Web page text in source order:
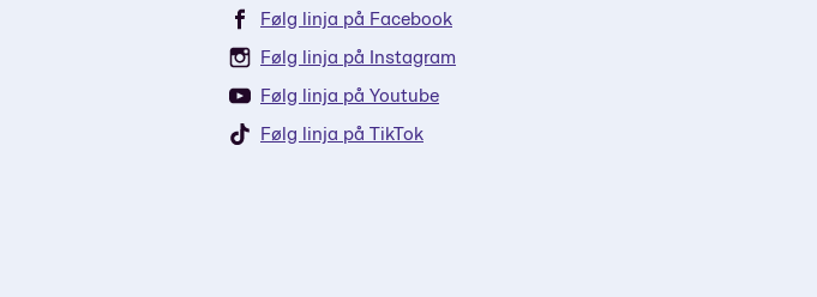
Følg linja på Facebook
Følg linja på Instagram
Følg linja på Youtube
Følg linja på TikTok